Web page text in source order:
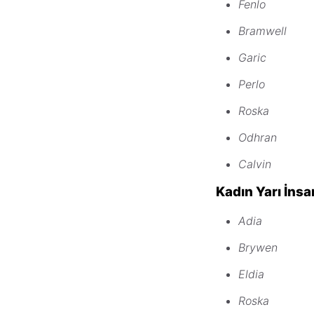
Fenlo
Bramwell
Garic
Perlo
Roska
Odhran
Calvin
Kadın Yarı
Adia
Brywen
Eldia
Roska